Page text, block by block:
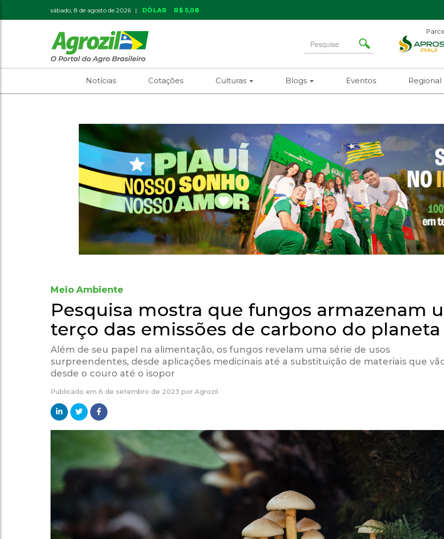
sábado, 8 de agosto de 2026 | DÓLAR R$ 5,08
Search
for
Notícias Cotações Culturas Blogs Eventos Regional
Meio Ambiente
Pesquisa mostra que fungos armazenam
terço das emissões de carbono do planeta
Além de seu papel na alimentação, os fungos revelam uma série de usos
surpreendentes, desde aplicações medicinais até a substituição de materiais que
desde o couro até o isopor
Publicado em 6 de setembro de 2023 por Agrozil